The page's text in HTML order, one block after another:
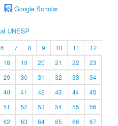
Google Scholar
UNESP
6 7 8 9 10 11
12
18 19 20 21 22
23
29 30 31 32 33
34
40 41 42 43 44
45
51 52 53 54 55
56
62 63 64 65 66
67